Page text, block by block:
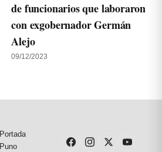
de funcionarios que laboraron
con exgobernador Germán
Alejo
09/12/2023
Portada
Puno